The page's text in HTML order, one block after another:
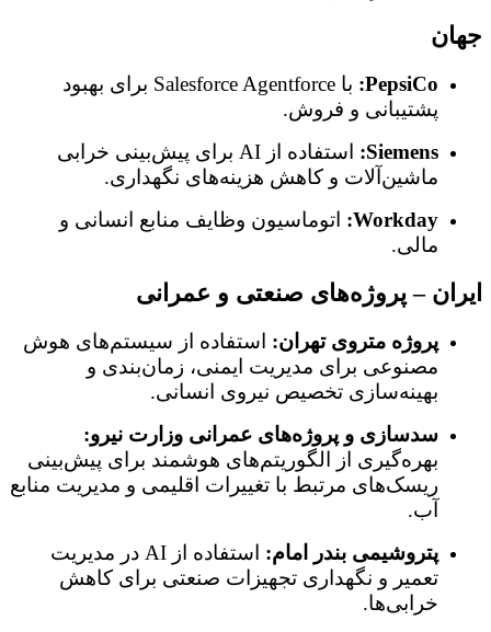
جهان
PepsiCo:
با Salesforce Agentforce برای بهبود
پشتیبانی و فروش.
Siemens:
استفاده از AI برای پیش‌بینی خرابی
ماشین‌آلات و کاهش هزینه‌های نگهداری.
Workday:
اتوماسیون وظایف منابع انسانی و
مالی.
ایران – پروژه‌های صنعتی و عمرانی
پروژه متروی تهران: استفاده از سیستم‌های هوش
مصنوعی برای مدیریت ایمنی، زمان‌بندی و
بهینه‌سازی تخصیص نیروی انسانی.
سدسازی و پروژه‌های عمرانی وزارت نیرو:
بهره‌گیری از الگوریتم‌های هوشمند برای پیش‌بینی
ریسک‌های مرتبط با تغییرات اقلیمی و مدیریت منابع
آب.
پتروشیمی بندر امام:
استفاده از AI در مدیریت
تعمیر و نگهداری تجهیزات صنعتی برای کاهش
خرابی‌ها.